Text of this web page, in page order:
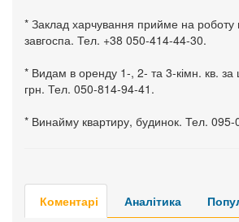
* Заклад харчування прийме на роботу
завгоспа. Тел. +38 050-414-44-30.
* Видам в оренду 1-, 2- та 3-кімн. кв. за
грн. Тел. 050-814-94-41.
* Винайму квартиру, будинок. Тел.
Коментарі Аналітика